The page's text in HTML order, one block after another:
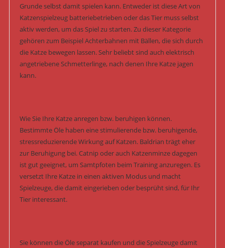
Grunde selbst damit spielen kann. Entweder ist diese Art von
Katzenspielzeug batteriebetrieben oder das Tier muss selbst
aktiv werden, um das Spiel zu starten. Zu dieser Kategorie
gehören zum Beispiel Achterbahnen mit Bällen, die sich durch
die Katze bewegen lassen. Sehr beliebt sind auch elektrisch
angetriebene Schmetterlinge, nach denen Ihre Katze jagen
kann.
Wie Sie Ihre Katze anregen bzw. beruhigen können.
Bestimmte Öle haben eine stimulierende bzw. beruhigende,
stressreduzierende Wirkung auf Katzen. Baldrian trägt eher
zur Beruhigung bei. Catnip oder auch Katzenminze dagegen
ist gut geeignet, um Samtpfoten beim Training anzuregen. Es
versetzt Ihre Katze in einen aktiven Modus und macht
Spielzeuge, die damit eingerieben oder besprüht sind, für Ihr
Tier interessant.
Sie können die Öle separat kaufen und die Spielzeuge damit